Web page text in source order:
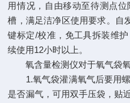
用情况，自由移动至待测点
槽，满足洁净区使用要求。自
键标定/校准，免工具拆装维
续使用12小时以上。
氧含量检测仪对于氧气袋氧
1.氧气袋灌满氧气后要用螺
是否漏气，可用双手压袋，贴